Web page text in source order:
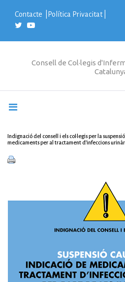
t
Contacte Política Privacitat|
Consell de Col·legis
Indignació del consell i els col·legis per la
medicaments per al tractament d’infeccions